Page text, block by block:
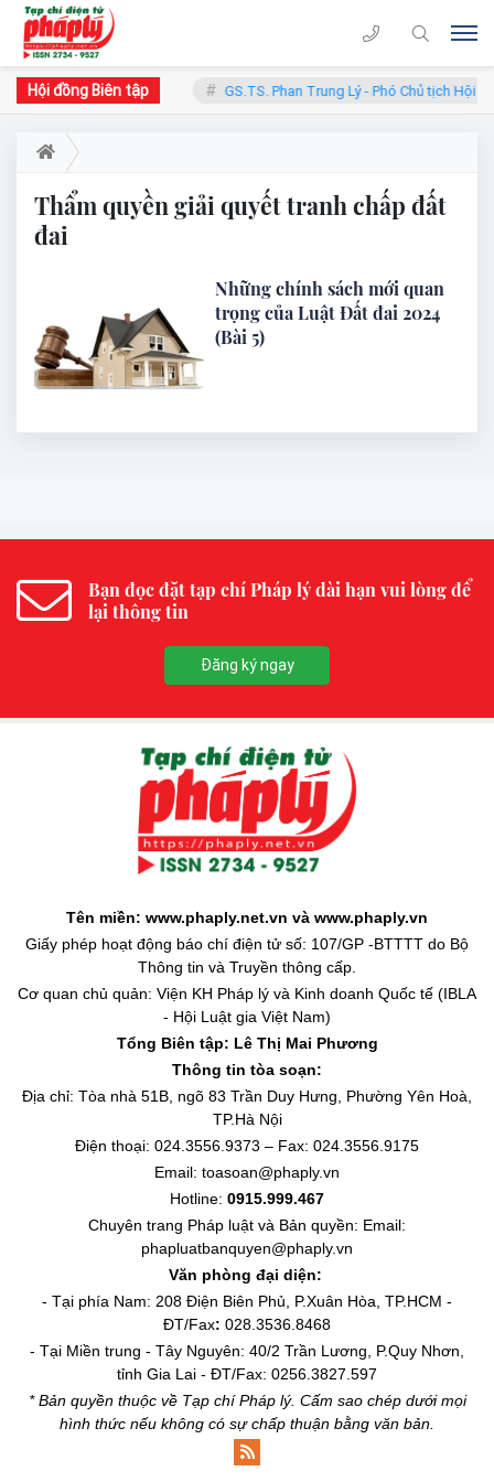
Hội đồng Biên tập
- Chủ tịch Hội đồng GS.TS. Phan Trung Lý - Phó Chủ tịch Hội
Thẩm quyền giải quyết tranh chấp đất
đai
Những chính sách mới quan
trọng của Luật Đất đai 2024
(Bài 5)
Bạn đọc đặt tạp chí Pháp lý dài hạn vui lòng để
lại thông tin
Đăng ký ngay
Tên miền: www.phaply.net.vn và www.phaply.vn
Giấy phép hoạt động báo chí điện tử số: 107/GP -BTTTT do Bộ
Thông tin và Truyền thông cấp.
Cơ quan chủ quản: Viện KH Pháp lý và Kinh doanh Quốc tế (IBLA
- Hội Luật gia Việt Nam)
Tổng Biên tập: Lê Thị Mai Phương
Thông tin tòa soạn:
Địa chỉ: Tòa nhà 51B, ngõ 83 Trần Duy Hưng, Phường Yên Hoà,
TP.Hà Nội
Điện thoại: 024.3556.9373 – Fax: 024.3556.9175
Email: toasoan@phaply.vn
Hotline: 0915.999.467
Chuyên trang Pháp luật và Bản quyền: Email:
phapluatbanquyen@phaply.vn
Văn phòng đại diện:
- Tại phía Nam: 208 Điện Biên Phủ, P.Xuân Hòa, TP.HCM -
ĐT/Fax: 028.3536.8468
- Tại Miền trung - Tây Nguyên: 40/2 Trần Lương, P.Quy Nhơn,
tỉnh Gia Lai - ĐT/Fax: 0256.3827.597
* Bản quyền thuộc về Tạp chí Pháp lý. Cấm sao chép dưới mọi
hình thức nếu không có sự chấp thuận bằng văn bản.